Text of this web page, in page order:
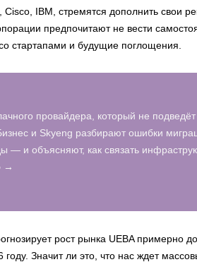
Cisco, IBM, стремятся дополнить свои
предпочитают не вести
стартапами и будущие поглощения.
провайдера, который не
и Skyeng разбирают ошибки
— и объясняют, как связать
→
рост рынка UEBA примерно
Значит ли это, что нас ждет